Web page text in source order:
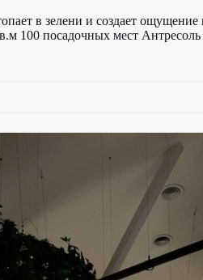
в зелени и создает
100 посадочных мест